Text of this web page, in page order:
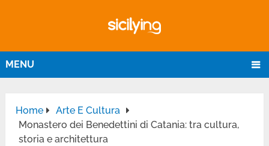
MENU
Home
Arte E Cultura
Monastero dei Benedettini di Catania: tra cultura,
storia e architettura